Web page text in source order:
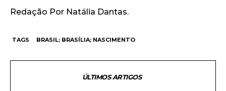
Redação Por Natália Dantas.
TAGS BRASIL; BRASÍLIA; NASCIMENTO
ÚLTIMOS ARTIGOS